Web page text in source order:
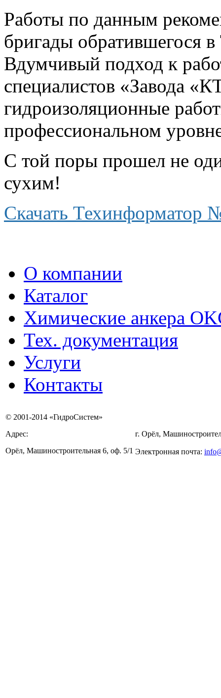
Работы по данным
бригады обратившегося
Вдумчивый подход к
специалистов «Завода
гидроизоляционные
профессиональном
С той поры прошел не
сухим!
Скачать Техинформатор
О компании
Каталог
Химические анкера
Тех. документация
Услуги
Контакты
© 2001-2014 «ГидроСистем»
Адрес:
Орёл, Машиностроительная 6, оф. 5/1
г. Орёл,
Электронная почта: